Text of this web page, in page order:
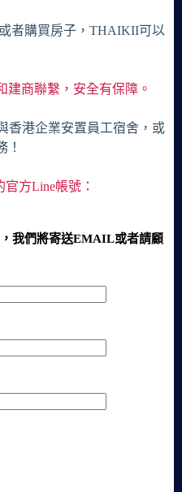
者購買房子，THAIKII可以
建商聯繫，安全有保障。
香港企業安置員工宿舍，或
！
方Line帳號：
我們將寄送EMAIL或者請顧